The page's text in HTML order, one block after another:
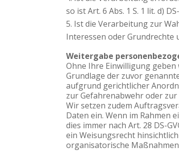
so ist Art. 6 Abs. 1 S. 1 lit. d)
Ist die Verarbeitung zur
Interessen oder Grundrechte
Weitergabe
Ohne Ihre Einwilligung
Grundlage der zuvor
aufgrund gerichtlicher
zur Gefahrenabwehr oder
Wir setzen zudem
Daten ein. Wenn im
dies immer nach Art. 28 DS-
ein Weisungsrecht
organisatorische